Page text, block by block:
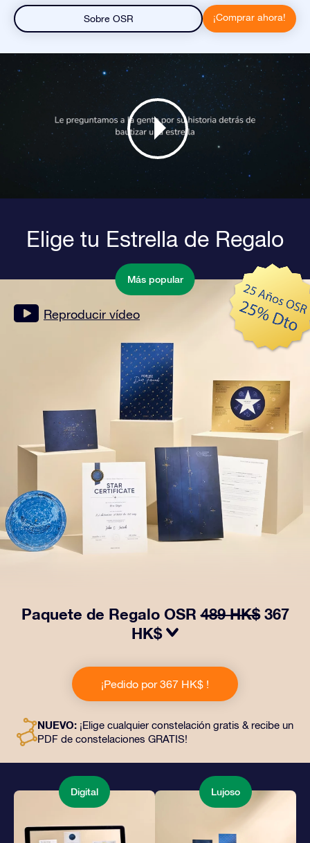
Sobre OSR ¡Comprar ahora!
Elige tu Estrella de Regalo
Más popular
Reproducir vídeo
Paquete de Regalo OSR489 HK$ 367
HK$
OSR! Este regalo incluye un bonito sobre y documentos
personalizados enviados a la dirección que elijas,
además de documentos digitales y el uso gratuito de
obsequiar un regalo eterno a amigos y seres queridos.
¡Pedido por 367 HK$ !
NUEVO: ¡Elige cualquier constelación gratis & recibe un
PDF de constelaciones GRATIS!
Digital Lujoso